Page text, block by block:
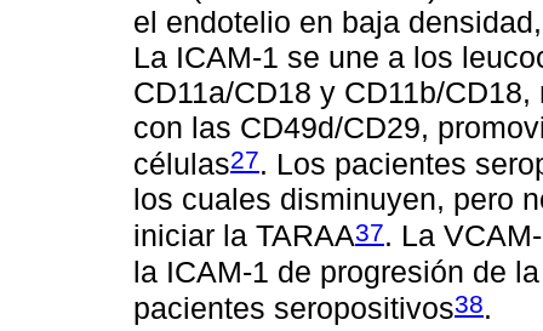
el endotelio en baja
La ICAM-1 se une a los
CD11a/CD18 y CD11b/
con las CD49d/CD29,
células27. Los pacientes
los cuales disminuyen, pero
iniciar la TARAA37. La
la ICAM-1 de progresión de
pacientes seropositivos38.